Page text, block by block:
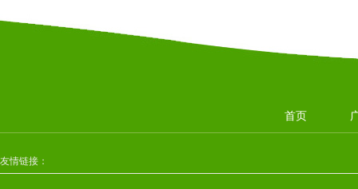
首页
友情链接：